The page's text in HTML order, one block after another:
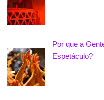
Por que a
Espetáculo?